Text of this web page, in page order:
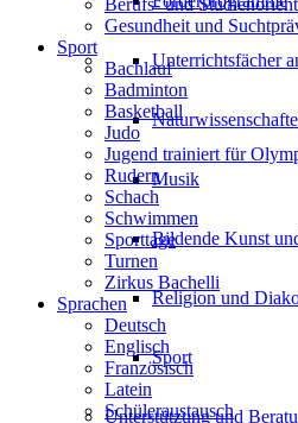
Unterrichtsfächer
Musik
Bildende Kunst
Religion und
Sport
Unterstützung und
Gesundheit und
Sport
Bachlauf
Badminton
Basketball
Judo
Jugend trainiert für
Rudern
Schach
Schwimmen
Sporttage
Turnen
Zirkus Bachelli
Sprachen
Deutsch
Englisch
Französisch
Latein
Schüleraustausch